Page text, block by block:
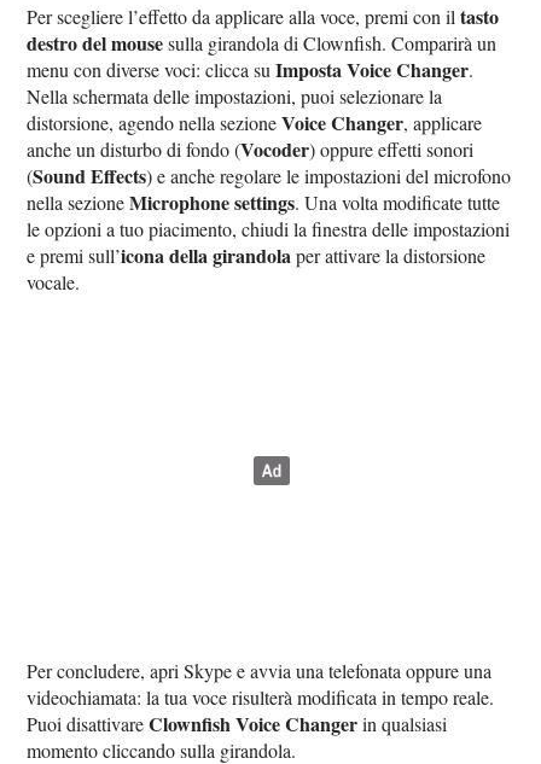
Per scegliere l’effetto da applicare alla voce, premi con iltasto
destro del mousesulla girandola di Clownfish. Comparirà un
menu con diverse voci: clicca suImposta Voice Changer.
Nella schermata delle impostazioni, puoi selezionare la
distorsione, agendo nella sezioneVoice Changer, applicare
anche un disturbo di fondo (Vocoder) oppure effetti sonori
(Sound Effects) e anche regolare le impostazioni del microfono
nella sezioneMicrophone settings. Una volta modificate tutte
le opzioni a tuo piacimento, chiudi la finestra delle impostazioni
e premi sull’icona della girandola per attivare la distorsione
vocale.
Per concludere, apri Skype e avvia una telefonata oppure una
videochiamata: la tua voce risulterà modificata in tempo reale.
Puoi disattivareClownfish Voice Changerin qualsiasi
momento cliccando sulla girandola.